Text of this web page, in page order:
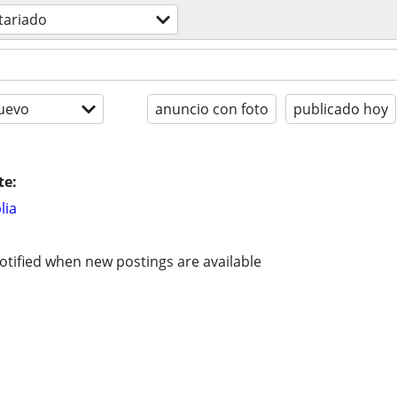
anuncio con foto publicado hoy
when new postings are available